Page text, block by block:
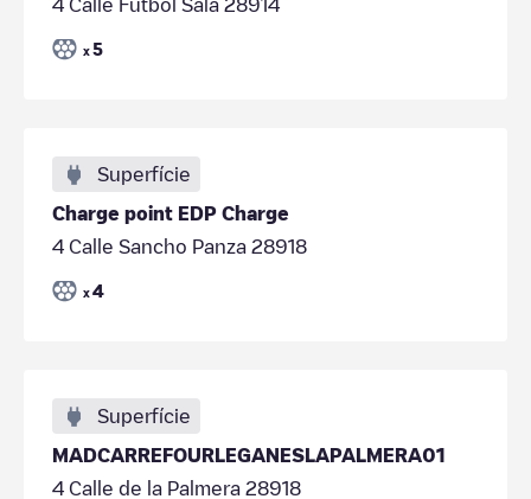
4 Calle Fútbol Sala 28914
x 5
Superfície
Charge point EDP Charge
4 Calle Sancho Panza 28918
x 4
Superfície
MADCARREFOURLEGANESLAPALMERA01
4 Calle de la Palmera 28918